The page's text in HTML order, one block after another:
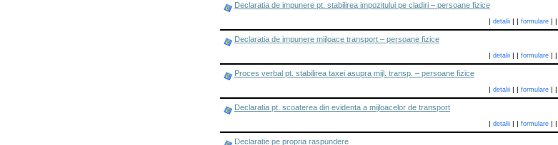
Declaratia de impunere pt. stabilirea impozitului pe cladiri – persoane fizice
| detalii| | formulare| |
Declaratia de impunere mijloace transport – persoane fizice
| detalii| | formulare| |
Proces verbal pt. stabilirea taxei asupra mijl. transp. – persoane fizice
| detalii| | formulare| |
Declaratia pt. scoaterea din evidenta a mijloacelor de transport
| detalii| | formulare| |
Declaratie pe propria raspundere